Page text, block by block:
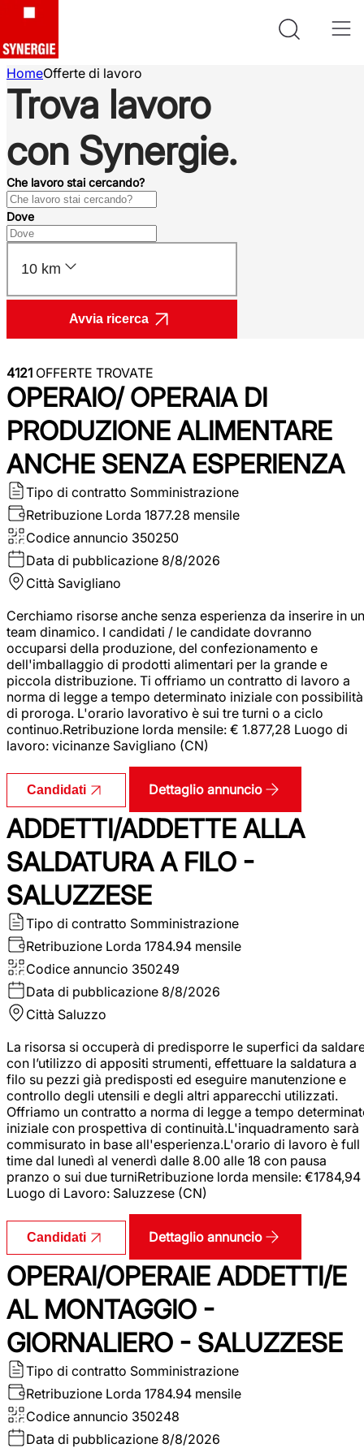
HomeOfferte di lavoro
Trova lavoro
con Synergie.
Che lavoro stai cercando?
Dove
10 km
Avvia ricerca
4121 OFFERTE TROVATE
OPERAIO/ OPERAIA DI
PRODUZIONE ALIMENTARE
ANCHE SENZA ESPERIENZA
Tipo di contratto Somministrazione
Retribuzione Lorda 1877.28 mensile
Codice annuncio 350250
Data di pubblicazione 8/8/2026
Città Savigliano
Cerchiamo risorse anche senza esperienza da inserire in un
team dinamico. I candidati / le candidate dovranno
occuparsi della produzione, del confezionamento e
dell'imballaggio di prodotti alimentari per la grande e
piccola distribuzione. Ti offriamo un contratto di lavoro a
norma di legge a tempo determinato iniziale con possibilità
di proroga. L'orario lavorativo è sui tre turni o a ciclo
continuo.Retribuzione lorda mensile: € 1.877,28 Luogo di
lavoro: vicinanze Savigliano (CN)
Candidati Dettaglio annuncio
ADDETTI/ADDETTE ALLA
SALDATURA A FILO -
SALUZZESE
Tipo di contratto Somministrazione
Retribuzione Lorda 1784.94 mensile
Codice annuncio 350249
Data di pubblicazione 8/8/2026
Città Saluzzo
La risorsa si occuperà di predisporre le superfici da
con l’utilizzo di appositi strumenti, effettuare la saldatura a
filo su pezzi già predisposti ed eseguire manutenzione e
controllo degli utensili e degli altri apparecchi utilizzati.
Offriamo un contratto a norma di legge a tempo
iniziale con prospettiva di continuità.L'inquadramento sarà
commisurato in base all'esperienza.L'orario di lavoro è full
time dal lunedì al venerdì dalle 8.00 alle 18 con pausa
pranzo o sui due turniRetribuzione lorda mensile: €1784,94
Luogo di Lavoro: Saluzzese (CN)
Candidati Dettaglio annuncio
OPERAI/OPERAIE ADDETTI/E
AL MONTAGGIO -
GIORNALIERO - SALUZZESE
Tipo di contratto Somministrazione
Retribuzione Lorda 1784.94 mensile
Codice annuncio 350248
Data di pubblicazione 8/8/2026